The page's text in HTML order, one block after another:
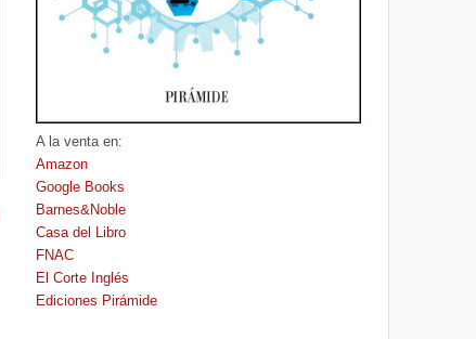
A la venta en:
Amazon
Google Books
Barnes&Noble
Casa del Libro
FNAC
El Corte Inglés
Ediciones Pirámide